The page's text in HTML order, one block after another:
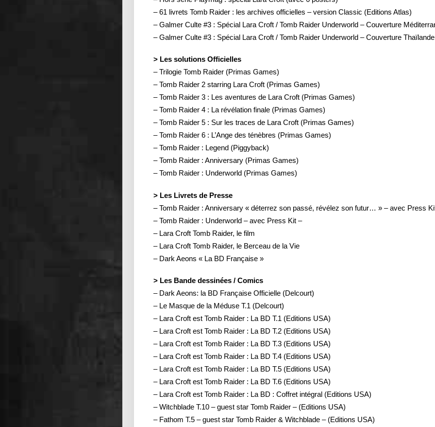
– 61 livrets Tomb Raider : les archives officielles – version Classic (Editions Atlas)
– Galmer Culte #3 : Spécial Lara Croft / Tomb Raider Underworld – Couverture
– Galmer Culte #3 : Spécial Lara Croft / Tomb Raider Underworld – Couverture Thaïlande
> Les solutions Officielles
– Trilogie Tomb Raider (Primas Games)
– Tomb Raider 2 starring Lara Croft (Primas Games)
– Tomb Raider 3 : Les aventures de Lara Croft (Primas Games)
– Tomb Raider 4 : La révélation finale (Primas Games)
– Tomb Raider 5 : Sur les traces de Lara Croft (Primas Games)
– Tomb Raider 6 : L’Ange des ténèbres (Primas Games)
– Tomb Raider : Legend (Piggyback)
– Tomb Raider : Anniversary (Primas Games)
– Tomb Raider : Underworld (Primas Games)
> Les Livrets de Presse
– Tomb Raider : Anniversary « déterrez son passé, révélez son futur… » – avec Press
– Tomb Raider : Underworld – avec Press Kit –
– Lara Croft Tomb Raider, le film
– Lara Croft Tomb Raider, le Berceau de la Vie
– Dark Aeons « La BD Française »
> Les Bande dessinées / Comics
– Dark Aeons: la BD Française Officielle (Delcourt)
– Le Masque de la Méduse T.1 (Delcourt)
– Lara Croft est Tomb Raider : La BD T.1 (Editions USA)
– Lara Croft est Tomb Raider : La BD T.2 (Editions USA)
– Lara Croft est Tomb Raider : La BD T.3 (Editions USA)
– Lara Croft est Tomb Raider : La BD T.4 (Editions USA)
– Lara Croft est Tomb Raider : La BD T.5 (Editions USA)
– Lara Croft est Tomb Raider : La BD T.6 (Editions USA)
– Lara Croft est Tomb Raider : La BD : Coffret intégral (Editions USA)
– Witchblade T.10 – guest star Tomb Raider – (Editions USA)
– Fathom T.5 – guest star Tomb Raider & Witchblade – (Editions USA)